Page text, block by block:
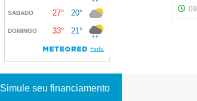
Simule seu financiamento